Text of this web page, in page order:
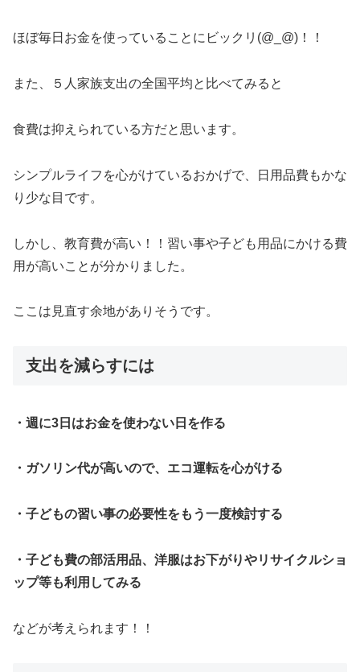
ほぼ毎日お金を使っていることにビックリ(@_@)！！
また、５人家族支出の全国平均と比べてみると
食費は抑えられている方だと思います。
シンプルライフを心がけているおかげで、日用品費もかな
り少な目です。
しかし、教育費が高い！！習い事や子ども用品にかける費
用が高いことが分かりました。
ここは見直す余地がありそうです。
支出を減らすには
・週に3日はお金を使わない日を作る
・ガソリン代が高いので、エコ運転を心がける
・子どもの習い事の必要性をもう一度検討する
・子ども費の部活用品、洋服はお下がりやリサイクルショ
ップ等も利用してみる
などが考えられます！！